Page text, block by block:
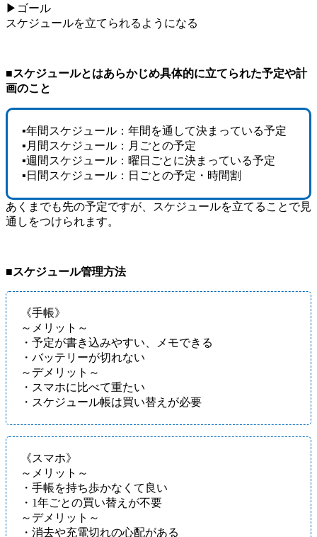
▶ゴール
スケジュールを立てられるようになる
■スケジュールとはあらかじめ具体的に立てられた予定や計
画のこと
▪年間スケジュール：年間を通して決まっている予定
▪月間スケジュール：月ごとの予定
▪週間スケジュール：曜日ごとに決まっている予定
▪日間スケジュール：日ごとの予定・時間割
あくまでも先の予定ですが、スケジュールを立てることで見
通しをつけられます。
■スケジュール管理方法
《手帳》
～メリット～
・予定が書き込みやすい、メモできる
・バッテリーが切れない
～デメリット～
・スマホに比べて重たい
・スケジュール帳は買い替えが必要
《スマホ》
～メリット～
・手帳を持ち歩かなくて良い
・1年ごとの買い替えが不要
～デメリット～
・消去や充電切れの心配がある